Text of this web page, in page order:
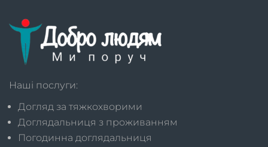
Наші послуги:
Догляд за тяжкохворими
Доглядальниця з проживанням
Погодинна доглядальниця